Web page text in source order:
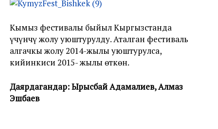
Кымыз фестивалы быйыл Кыргызстанда
үчүнчү жолу уюштурулду. Аталган фестиваль
алгачкы жолу 2014-жылы уюштурулса,
кийинкиси 2015- жылы өткөн.
Даярдагандар: Ырысбай Адамалиев, Алмаз
Эшбаев